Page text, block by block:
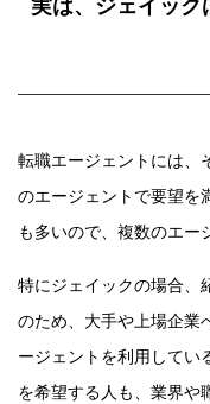
実は、ジェイック
転職エージェントには、
のエージェントで要望を
も多いので、複数のエー
特にジェイックの場合、
のため、大手や上場企業
ージェントを利用してい
を希望する人も、業界や